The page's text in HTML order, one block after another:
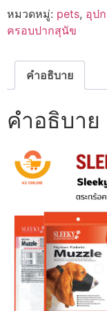
ครอบ
ปาก
สุนัข
ครบ
ไซส์)
สี
หมวดหมู่: pets, อุป
ครอบปากสุนัข
คำอธิบาย
คำอธิบาย